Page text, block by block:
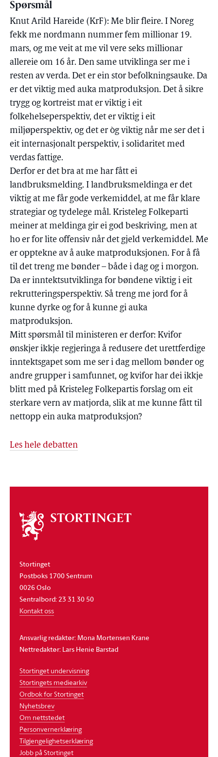
Spørsmål
Knut Arild Hareide (KrF): Me blir fleire. I Noreg
fekk me nordmann nummer fem millionar 19.
mars, og me veit at me vil vere seks millionar
allereie om 16 år. Den same utviklinga ser me i
resten av verda. Det er ein stor befolkningsauke. Da
er det viktig med auka matproduksjon. Det å sikre
trygg og kortreist mat er viktig i eit
folkehelseperspektiv, det er viktig i eit
miljøperspektiv, og det er òg viktig når me ser det i
eit internasjonalt perspektiv, i solidaritet med
verdas fattige.
Derfor er det bra at me har fått ei
landbruksmelding. I landbruksmeldinga er det
viktig at me får gode verkemiddel, at me får klare
strategiar og tydelege mål. Kristeleg Folkeparti
meiner at meldinga gir ei god beskriving, men at
ho er for lite offensiv når det gjeld verkemiddel. Me
er opptekne av å auke matproduksjonen. For å få
til det treng me bønder – både i dag og i morgon.
Da er inntektsutviklinga for bøndene viktig i eit
rekrutteringsperspektiv. Så treng me jord for å
kunne dyrke og for å kunne gi auka
matproduksjon.
Mitt spørsmål til ministeren er derfor: Kvifor
ønskjer ikkje regjeringa å redusere det urettferdige
inntektsgapet som me ser i dag mellom bønder og
andre grupper i samfunnet, og kvifor har dei ikkje
blitt med på Kristeleg Folkepartis forslag om eit
sterkare vern av matjorda, slik at me kunne fått til
nettopp ein auka matproduksjon?
Les hele debatten
Om
stortinget
Stortinget
Postboks 1700 Sentrum
0026 Oslo
Sentralbord: 23 31 30 50
Kontakt oss
Ansvarlig redaktør: Mona Mortensen Krane
Nettredaktør: Lars Henie Barstad
Stortinget undervisning
Stortingets mediearkiv
Ordbok for Stortinget
Nyhetsbrev
Om nettstedet
Personvernerklæring
Tilgjengelighetserklæring
Jobb på Stortinget